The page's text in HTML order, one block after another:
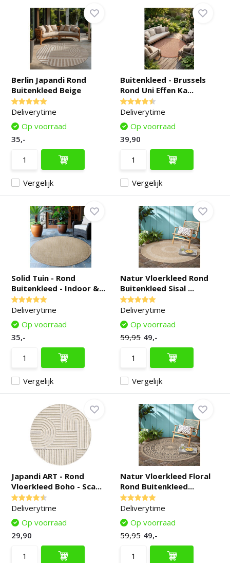
Berlin Japandi Rond
Buitenkleed Beige
Deliverytime
Vergelijk
Op voorraad
35,-
Buitenkleed - Brussels
Rond Uni Effen Ka...
Deliverytime
Vergelijk
Op voorraad
39,90
Solid Tuin - Rond
Buitenkleed - Indoor &...
Deliverytime
Vergelijk
Op voorraad
35,-
Natur Vloerkleed Rond
Buitenkleed Sisal ...
Deliverytime
Vergelijk
Op voorraad
59,95 49,-
Japandi ART - Rond
Vloerkleed Boho - Sca...
Deliverytime
Op voorraad
29,90
Natur Vloerkleed Floral
Rond Buitenkleed...
Deliverytime
Op voorraad
59,95 49,-